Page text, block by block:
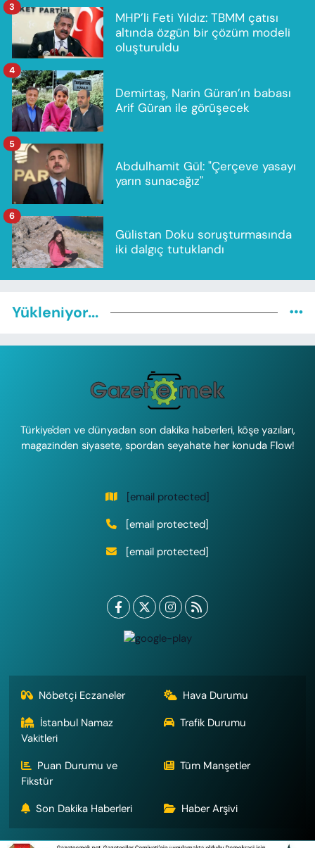
MHP’li Feti Yıldız: TBMM çatısı
altında özgün bir çözüm modeli
oluşturuldu
3
Demirtaş, Narin Güran’ın babası
Arif Güran ile görüşecek
4
Abdulhamit Gül: "Çerçeve yasayı
yarın sunacağız"
5
Gülistan Doku soruşturmasında
iki dalgıç tutuklandı
6
Yükleniyor...
Türkiye'den ve dünyadan son dakika haberleri, köşe yazıları,
magazinden siyasete, spordan seyahate her konuda Flow!
[email protected]
[email protected]
[email protected]
Nöbetçi Eczaneler
Hava Durumu
İstanbul Namaz
Vakitleri
Trafik Durumu
Puan Durumu ve
Fikstür
Tüm Manşetler
Son Dakika Haberleri Haber Arşivi